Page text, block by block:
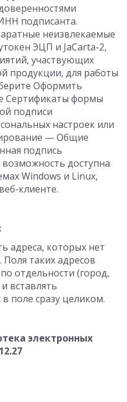
подписанта.
неизвлекаемые
ЭЦП и JaCarta-2,
участвующих
продукции, для работы
Оформить
Сертификаты формы
подписи
настроек или
— Общие
подпись
доступна
Windows и Linux,
клиенте.
адреса, которых нет
Поля таких адресов
отдельности (город,
вставлять
поле сразу целиком.
электронных